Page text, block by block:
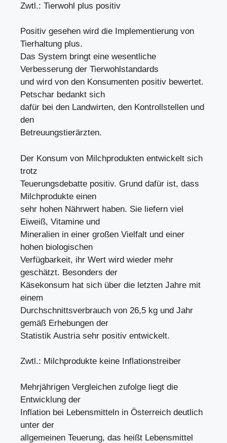
Zwtl.: Tierwohl plus positiv
Positiv gesehen wird die Implementierung von
Tierhaltung plus.
Das System bringt eine wesentliche
Verbesserung der Tierwohlstandards
und wird von den Konsumenten positiv bewertet.
Petschar bedankt sich
dafür bei den Landwirten, den Kontrollstellen und
den
Betreuungstierärzten.
Der Konsum von Milchprodukten entwickelt sich
trotz
Teuerungsdebatte positiv. Grund dafür ist, dass
Milchprodukte einen
sehr hohen Nährwert haben. Sie liefern viel
Eiweiß, Vitamine und
Mineralien in einer großen Vielfalt und einer
hohen biologischen
Verfügbarkeit, ihr Wert wird wieder mehr
geschätzt. Besonders der
Käsekonsum hat sich über die letzten Jahre mit
einem
Durchschnittsverbrauch von 26,5 kg und Jahr
gemäß Erhebungen der
Statistik Austria sehr positiv entwickelt.
Zwtl.: Milchprodukte keine Inflationstreiber
Mehrjährigen Vergleichen zufolge liegt die
Entwicklung der
Inflation bei Lebensmitteln in Österreich deutlich
unter der
allgemeinen Teuerung, das heißt Lebensmittel